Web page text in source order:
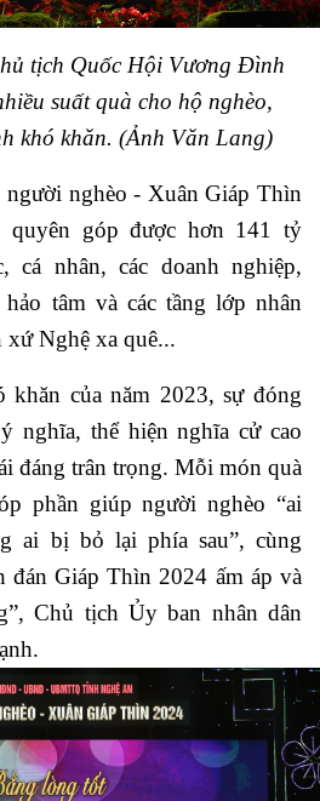
tịch Quốc Hội Vương Đình
suất quà cho hộ nghèo,
khó khăn. (Ảnh Văn Lang)
nghèo - Xuân Giáp Thìn
quyên góp được hơn 141 tỷ
cá nhân, các doanh nghiệp,
tâm và các tầng lớp nhân
Nghệ xa quê...
khăn của năm 2023, sự đóng
nghĩa, thể hiện nghĩa cử cao
đáng trân trọng. Mỗi món quà
phần giúp người nghèo “ai
ai bị bỏ lại phía sau”, cùng
đán Giáp Thìn 2024 ấm áp và
Chủ tịch Ủy ban nhân dân